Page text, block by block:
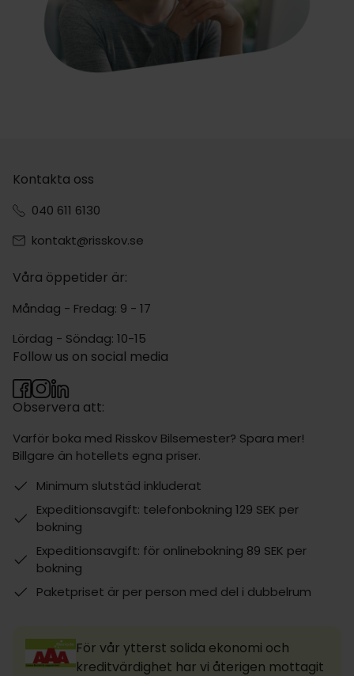
Kontakta oss
040 611 6130
kontakt@risskov.se
Våra öppetider är:
Måndag - Fredag: 9 - 17
Lördag - Söndag: 10-15
Observera att:
Varför boka med Risskov Bilsemester? Spara mer!
Billgare än hotellets egna priser.
Minimum slutstäd inkluderat
Expeditionsavgift: telefonbokning 129 SEK per
bokning
Expeditionsavgift: för onlinebokning 89 SEK per
bokning
Paketpriset är per person med del i dubbelrum
Follow us on social media
För vår ytterst solida ekonomi och
kreditvärdighet har vi återigen mottagit